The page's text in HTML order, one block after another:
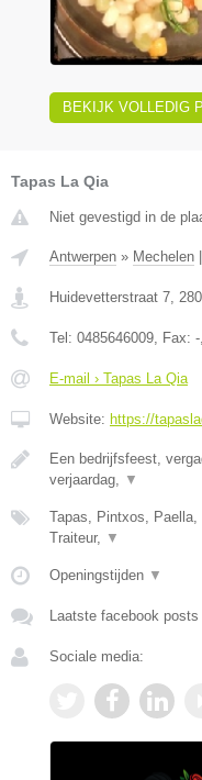
BEKIJK VOLLEDIG
Tapas La Qia
Niet gevestigd in de
Antwerpen » Mechelen |
Huidevetterstraat 7
Tel: 0485646009 , Fax: -
E-mail › Tapas La Qia
Website: https://
Een bedrijfsfeest,
verjaardag,
▼
Tapas, Pintxos, Paella,
Traiteur,
▼
Openingstijden ▼
Laatste facebook posts
Sociale media: